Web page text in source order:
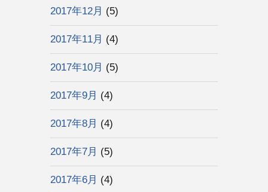
2017年12月 (5)
2017年11月 (4)
2017年10月 (5)
2017年9月 (4)
2017年8月 (4)
2017年7月 (5)
2017年6月 (4)